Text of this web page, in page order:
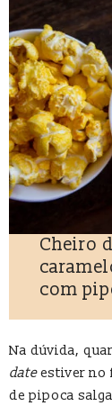
Cheiro
com
Na dúvida,
dateestiver no
de pipoca